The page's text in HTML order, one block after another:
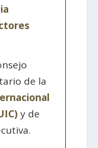
de la
y de